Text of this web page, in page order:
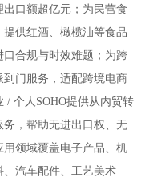
口额超亿元；为民营食
供红酒、橄榄油等食品
合规与时效难题；为跨
门服务，适配跨境电商
/ 个人SOHO提供从内贸转
，帮助无进出口权、无
领域覆盖电子产品、机
汽车配件、工艺美术